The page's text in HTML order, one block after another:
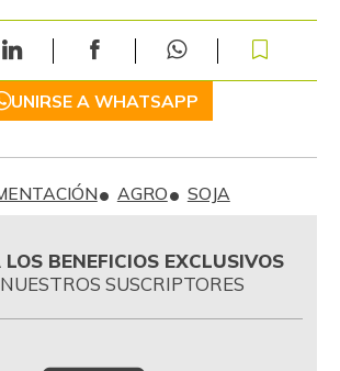
UNIRSE A WHATSAPP
AGRO SOJA
BENEFICIOS EXCLUSIVOS
SUSCRIPTORES